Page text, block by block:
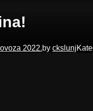
2022.by ckslunj